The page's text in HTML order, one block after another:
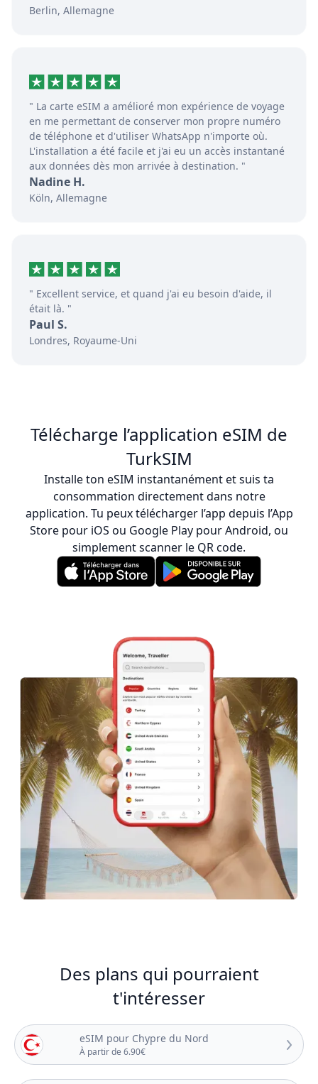
Berlin, Allemagne
" La carte eSIM a amélioré mon expérience de voyage
en me permettant de conserver mon propre numéro
de téléphone et d'utiliser WhatsApp n'importe où.
L'installation a été facile et j'ai eu un accès instantané
aux données dès mon arrivée à destination. "
Nadine H.
Köln, Allemagne
" Excellent service, et quand j'ai eu besoin d'aide, il
était là. "
Paul S.
Londres, Royaume-Uni
Télécharge l’application eSIM de
TurkSIM
Installe ton eSIM instantanément et suis ta
consommation directement dans notre
application. Tu peux télécharger l’app depuis l’App
Store pour iOS ou Google Play pour Android, ou
simplement scanner le QR code.
Des plans qui pourraient
t'intéresser
eSIM pour Chypre du Nord
À partir de 6.90€